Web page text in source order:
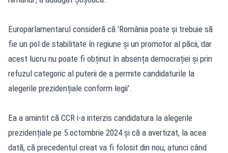
Europarlamentarul consideră că 'România poate și trebuie să
fie un pol de stabilitate în regiune și un promotor al păcii, dar
acest lucru nu poate fi obținut în absența democrației și prin
refuzul categoric al puterii de a permite candidaturile la
alegerile prezidențiale conform legii'.
Ea a amintit că CCR i-a interzis candidatura la alegerile
prezidențiale pe 5 octombrie 2024 și că a avertizat, la acea
dată, că precedentul creat va fi folosit din nou, atunci când